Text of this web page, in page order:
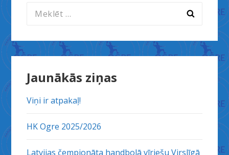
Meklēt:
Jaunākās ziņas
Viņi ir atpakaļ!
HK Ogre 2025/2026
Latvijas čempionāta handbolā vīriešu Virslīgā